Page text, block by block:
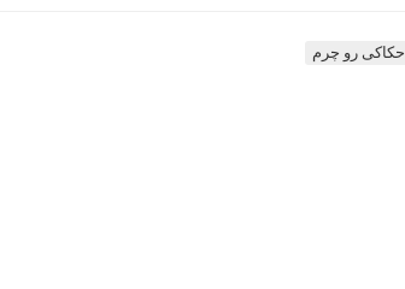
حکاکی رو چرم